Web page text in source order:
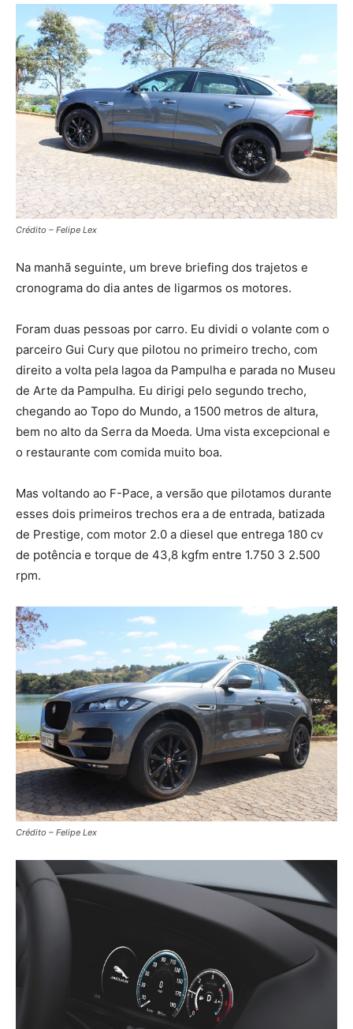
Crédito – Felipe Lex
Na manhã seguinte, um breve briefing dos trajetos e
cronograma do dia antes de ligarmos os motores.
Foram duas pessoas por carro. Eu dividi o volante com o
parceiro Gui Cury que pilotou no primeiro trecho, com
direito a volta pela lagoa da Pampulha e parada no Museu
de Arte da Pampulha. Eu dirigi pelo segundo trecho,
chegando ao Topo do Mundo, a 1500 metros de altura,
bem no alto da Serra da Moeda. Uma vista excepcional e
o restaurante com comida muito boa.
Mas voltando ao F-Pace, a versão que pilotamos durante
esses dois primeiros trechos era a de entrada, batizada
de Prestige, com motor 2.0 a diesel que entrega 180 cv
de potência e torque de 43,8 kgfm entre 1.750 3 2.500
rpm.
Crédito – Felipe Lex